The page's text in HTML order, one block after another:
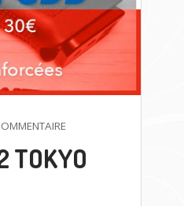
SUR
GLOCK
17
TOKYO